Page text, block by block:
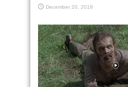
December 20, 2018